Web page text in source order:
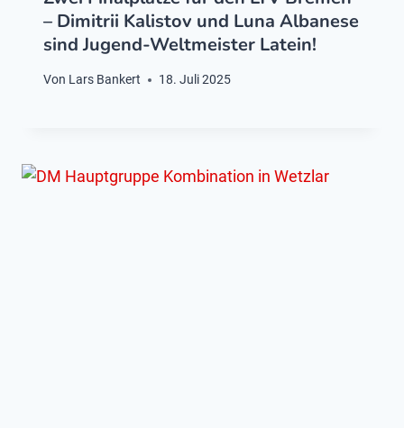
– Dimitrii Kalistov und Luna Albanese
sind Jugend-Weltmeister Latein!
Von Lars Bankert 18. Juli 2025